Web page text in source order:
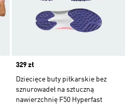
Price
329 zł
Dziecięce buty piłkarskie bez
sznurowadeł na sztuczną
nawierzchnię F50 Hyperfast